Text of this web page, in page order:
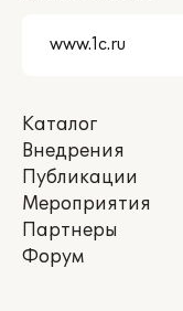
Каталог
Внедрения
Публикации
Мероприятия
Партнеры
Форум